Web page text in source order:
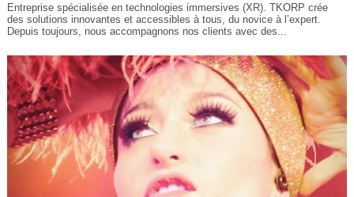
Entreprise spécialisée en technologies immersives (XR). TKORP crée
des solutions innovantes et accessibles à tous, du novice à l’expert.
Depuis toujours, nous accompagnons nos clients avec des...